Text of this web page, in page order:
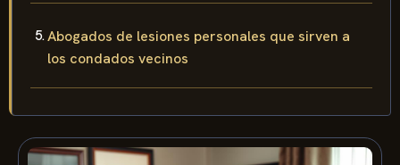
Abogados de lesiones personales que sirven a
los condados vecinos